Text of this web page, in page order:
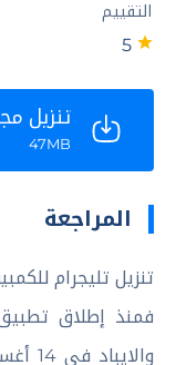
التقييم
تنزيل
47MB
المراجعة
تنزيل تليجرام
فمنذ إطلاق